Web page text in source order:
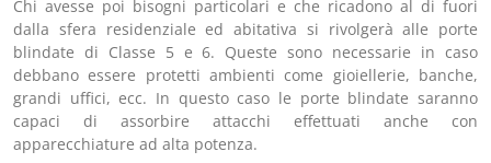
Chi avesse poi bisogni particolari e che ricadono al di fuori
dalla sfera residenziale ed abitativa si rivolgerà alle porte
blindate di Classe 5 e 6. Queste sono necessarie in caso
debbano essere protetti ambienti come gioiellerie, banche,
grandi uffici, ecc. In questo caso le porte blindate saranno
capaci di assorbire attacchi effettuati anche con
apparecchiature ad alta potenza.